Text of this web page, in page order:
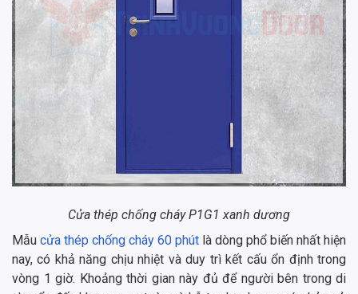
Cửa thép chống cháy P1G1 xanh dương
Mẫu cửa thép chống cháy 60 phút là dòng phổ biến nhất hiện
nay, có khả năng chịu nhiệt và duy trì kết cấu ổn định trong
vòng 1 giờ. Khoảng thời gian này đủ để người bên trong di